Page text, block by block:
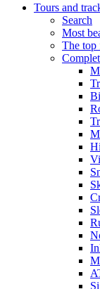
Tours and
Search
Most
The top